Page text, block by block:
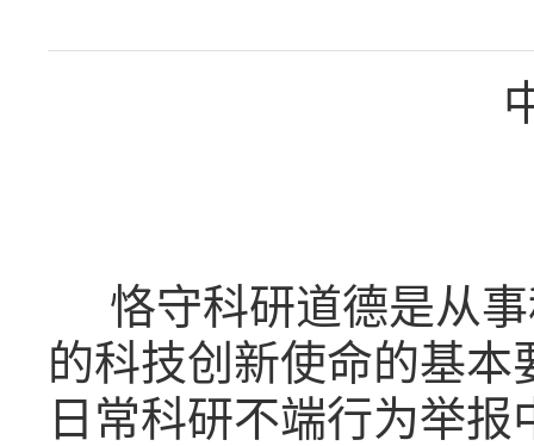
恪守科研道德是从
的科技创新使命的基
日常科研不端行为举